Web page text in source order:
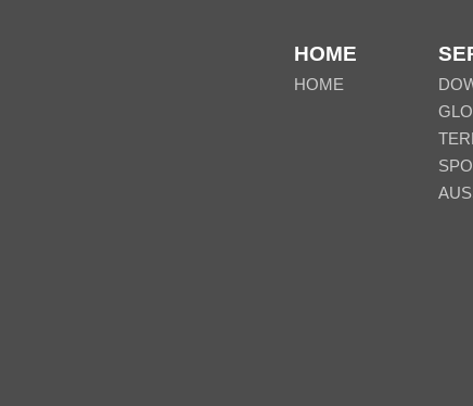
HOME
HOME